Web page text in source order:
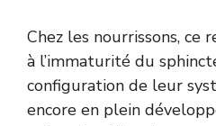
Chez les nourrissons, ce
à l’immaturité du
configuration de leur
encore en plein